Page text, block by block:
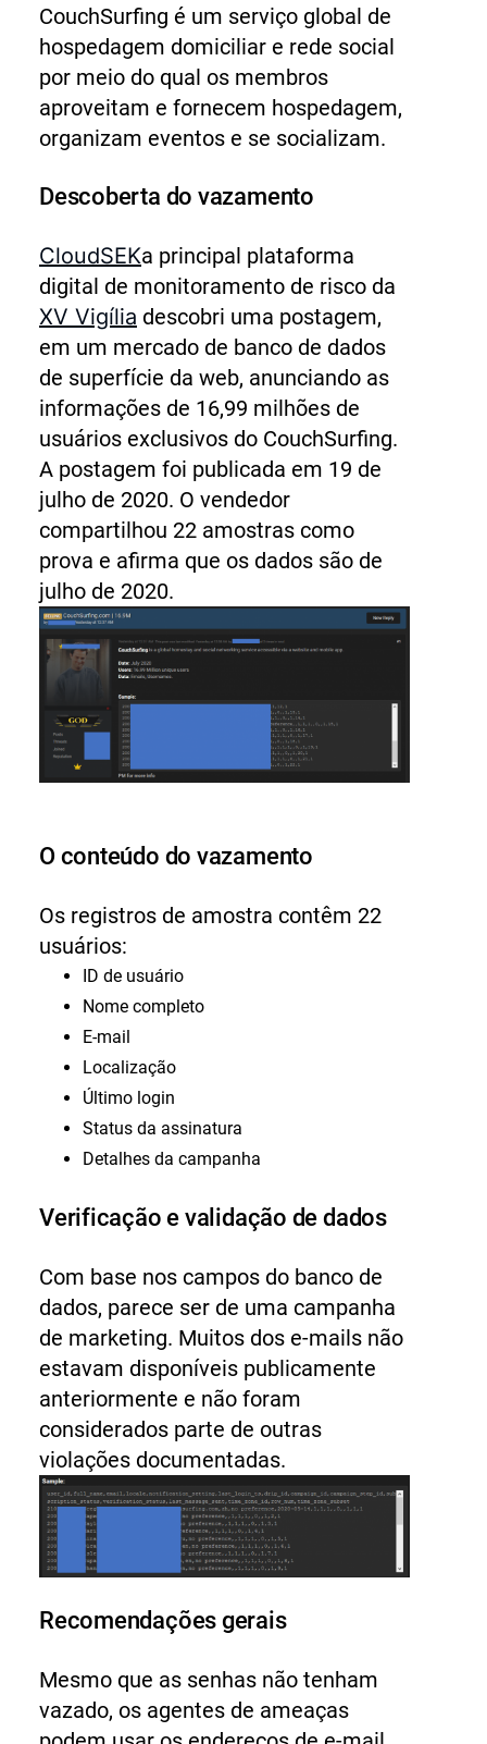
CouchSurfing é um serviço global de
hospedagem domiciliar e rede social
por meio do qual os membros
aproveitam e fornecem hospedagem,
organizam eventos e se socializam.
Descoberta do vazamento
CloudSEKa principal plataforma
digital de monitoramento de risco da
XV Vigília descobri uma postagem,
em um mercado de banco de dados
de superfície da web, anunciando as
informações de 16,99 milhões de
usuários exclusivos do CouchSurfing.
A postagem foi publicada em 19 de
julho de 2020. O vendedor
compartilhou 22 amostras como
prova e afirma que os dados são de
julho de 2020.
O conteúdo do vazamento
Os registros de amostra contêm 22
usuários:
ID de usuário
Nome completo
E-mail
Localização
Último login
Status da assinatura
Detalhes da campanha
Verificação e validação de dados
Com base nos campos do banco de
dados, parece ser de uma campanha
de marketing. Muitos dos e-mails não
estavam disponíveis publicamente
anteriormente e não foram
considerados parte de outras
violações documentadas.
Recomendações gerais
Mesmo que as senhas não tenham
vazado, os agentes de ameaças